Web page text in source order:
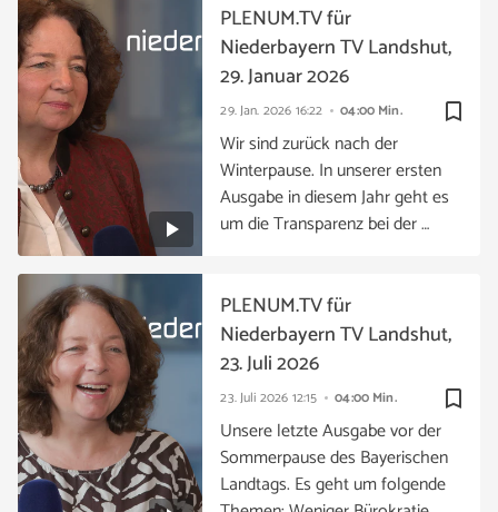
bookmark_border
29. Jan. 2026 16:22 04:00 Min.
PLENUM.TV für
Niederbayern TV Landshut,
29. Januar 2026
Wir sind zurück nach der
Winterpause. In unserer ersten
Ausgabe in diesem Jahr geht es
um die Transparenz bei der …
bookmark_border
23. Juli 2026 12:15 04:00 Min.
PLENUM.TV für
Niederbayern TV Landshut,
23. Juli 2026
Unsere letzte Ausgabe vor der
Sommerpause des Bayerischen
Landtags. Es geht um folgende